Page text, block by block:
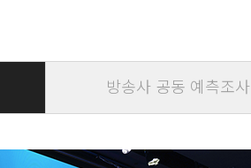
방송사 공동 예측조사